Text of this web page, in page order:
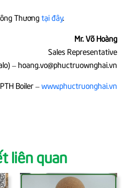
Thươngtại đây.
Mr. Võ Hoàng
Sales Representative
– hoang.vo@phuctruownghai.vn
PTH Boiler –www.phuctruonghai.vn
liên quan